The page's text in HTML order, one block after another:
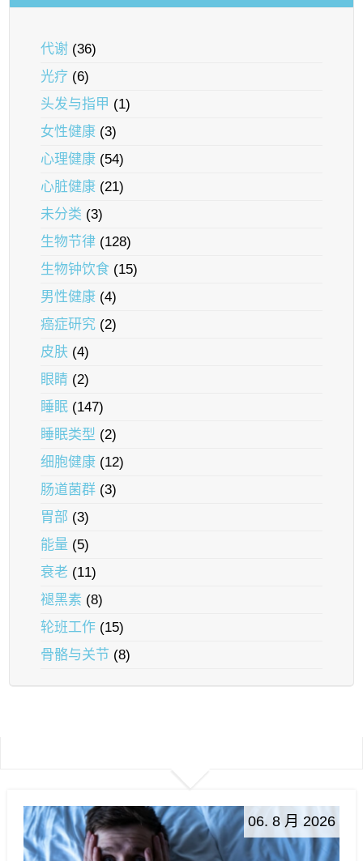
代谢 (36)
光疗 (6)
头发与指甲 (1)
女性健康 (3)
心理健康 (54)
心脏健康 (21)
未分类 (3)
生物节律 (128)
生物钟饮食 (15)
男性健康 (4)
癌症研究 (2)
皮肤 (4)
眼睛 (2)
睡眠 (147)
睡眠类型 (2)
细胞健康 (12)
肠道菌群 (3)
胃部 (3)
能量 (5)
衰老 (11)
褪黑素 (8)
轮班工作 (15)
骨骼与关节 (8)
06. 8 月 2026